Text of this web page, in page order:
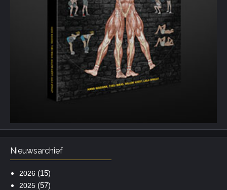
Nieuwsarchief
2026 (15)
2025(57)